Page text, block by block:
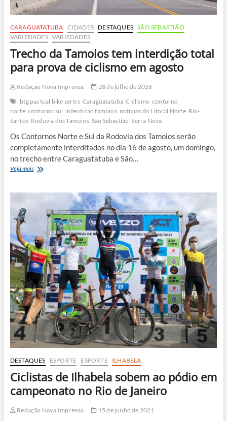
CARAGUATATUBA CIDADES DESTAQUES SÃO SEBASTIÃO
VARIEDADES VARIEDADES
Trecho da Tamoios tem interdição total
para prova de ciclismo em agosto
Redação Nova Imprensa
28 de julho de 2026
btg pactual bike series Caraguatatuba Ciclismo contorno
norte contorno sul interdicao tamoios notícias do Litoral Norte Rio-
Santos Rodovia dos Tamoios São Sebastião Serra Nova
Os Contornos Norte e Sul da Rodovia dos Tamoios serão
completamente interditados no dia 16 de agosto, um domingo,
no trecho entre Caraguatatuba e São…
Veja maisTrecho
prova
de
ciclismo
em
agosto
DESTAQUES ESPORTE ESPORTE ILHABELA
Ciclistas de Ilhabela sobem ao pódio em
campeonato no Rio de Janeiro
Redação Nova Imprensa
15 de junho de 2021